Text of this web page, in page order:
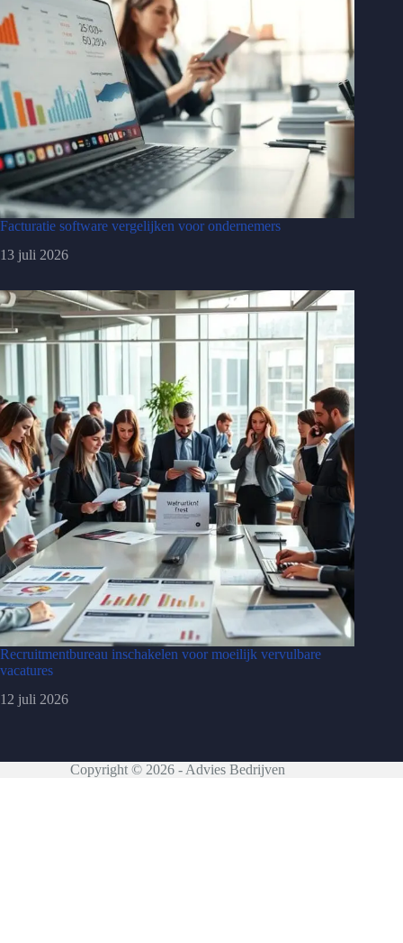
Facturatie software vergelijken voor ondernemers
13 juli 2026
Recruitmentbureau inschakelen voor moeilijk vervulbare
vacatures
12 juli 2026
Copyright © 2026 - Advies Bedrijven